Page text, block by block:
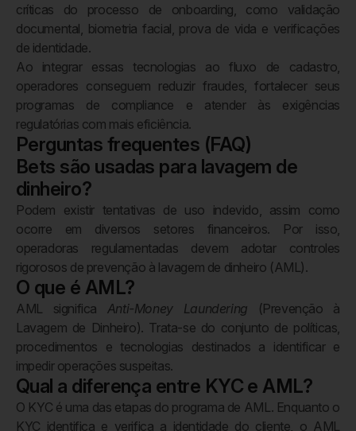
críticas do processo de onboarding, como validação
documental, biometria facial, prova de vida e verificações
de identidade.
Ao integrar essas tecnologias ao fluxo de cadastro,
operadores conseguem reduzir fraudes, fortalecer seus
programas de compliance e atender às exigências
regulatórias com mais eficiência.
Perguntas frequentes (FAQ)
Bets são usadas para lavagem de
dinheiro?
Podem existir tentativas de uso indevido, assim como
ocorre em diversos setores financeiros. Por isso,
operadoras regulamentadas devem adotar controles
rigorosos de prevenção à lavagem de dinheiro (AML).
O que é AML?
AML significa Anti-Money Laundering (Prevenção à
Lavagem de Dinheiro). Trata-se do conjunto de políticas,
procedimentos e tecnologias destinados a identificar e
impedir operações suspeitas.
Qual a diferença entre KYC e AML?
O KYC é uma das etapas do programa de AML. Enquanto o
KYC identifica e verifica a identidade do cliente, o AML